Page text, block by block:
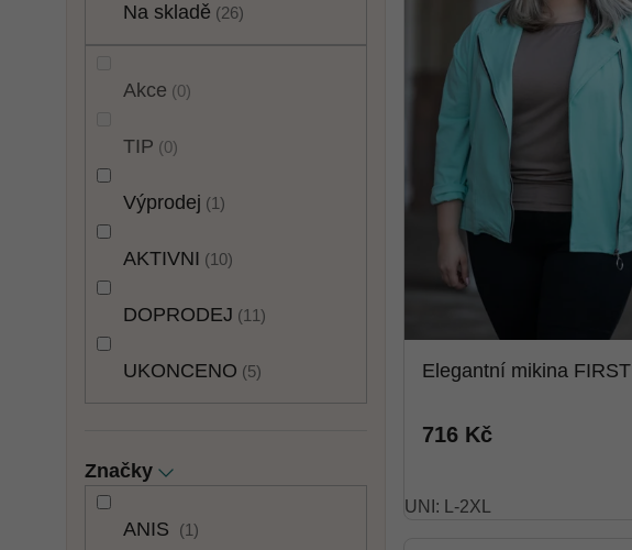
Na skladě 26
Akce 0
TIP 0
Výprodej 1
AKTIVNI 10
DOPRODEJ 11
UKONCENO 5
Značky
ANIS 1
Elegantní mikina FIRST
716 Kč
UNI: L-2XL